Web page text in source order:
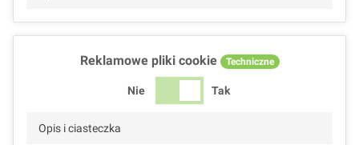
Reklamowe pliki cookie Techniczne
Nie Tak
Opis i ciasteczka